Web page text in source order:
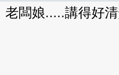
老闆娘.....講得好